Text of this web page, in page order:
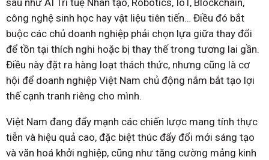
sâu như AI Trí tuệ Nhân tạo, Robotics, IoT, Blockchain,
công nghệ sinh học hay vật liệu tiên tiến… Điều đó bắt
buộc các chủ doanh nghiệp phải chọn lựa giữa thay đổi
để tồn tại thích nghi hoặc bị thay thế trong tương lai gần.
Điều này đặt ra hàng loạt thách thức, nhưng cũng là cơ
hội để doanh nghiệp Việt Nam chủ động nắm bắt tạo lợi
thế cạnh tranh riêng cho mình.
Việt Nam đang đẩy mạnh các chiến lược mang tính thực
tiễn và hiệu quả cao, đặc biệt thúc đẩy đổi mới sáng tạo
và văn hoá khởi nghiệp, cũng như tăng cường mảng kinh